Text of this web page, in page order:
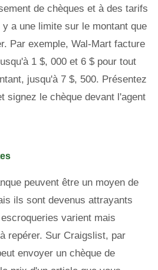
de chèques et à des tarifs
a une limite sur le montant que
Par exemple, Wal-Mart facture
1 $, 000 et 6 $ pour tout
jusqu'à 7 $, 500. Présentez
signez le chèque devant l'agent
peuvent être un moyen de
ils sont devenus attrayants
varient mais
repérer. Sur Craigslist, par
envoyer un chèque de